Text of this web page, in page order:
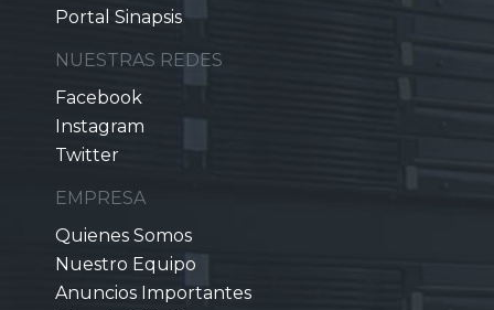
Portal Sinapsis
NUESTRAS REDES
Facebook
Instagram
Twitter
EMPRESA
Quienes Somos
Nuestro Equipo
Anuncios Importantes